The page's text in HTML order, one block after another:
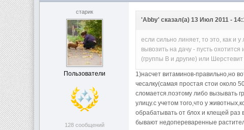
старик
Пользователи
128 сообщений
'Abby' сказал(а) 13 Июл 2011 -
если сильно линяет, то это, как и
вывозить на дачу - пусть
(группы В и другие) или
1)насчет витаминов-правильно,но
чесалку(самая простая стои около
сломается.поэтому либо вызывать
улицу.с учетом того,что у
обрабатывать от блох и клещей
бывают недопереваренные